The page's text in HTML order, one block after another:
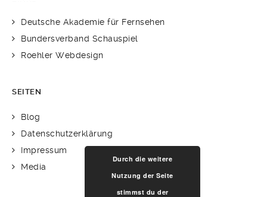
Deutsche Akademie für Fernsehen
Bundersverband Schauspiel
Roehler Webdesign
SEITEN
Blog
Datenschutzerklärung
Impressum
Media
Durch die weitere
Nutzung der Seite
stimmst du der